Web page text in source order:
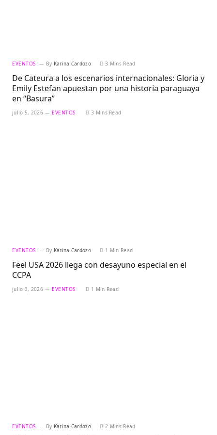
EVENTOS By Karina Cardozo 3 Mins Read
De Cateura a los escenarios internacionales: Gloria y
Emily Estefan apuestan por una historia paraguaya
en “Basura”
julio 5, 2026 EVENTOS 3 Mins Read
EVENTOS By Karina Cardozo 1 Min Read
Feel USA 2026 llega con desayuno especial en el
CCPA
julio 3, 2026 EVENTOS 1 Min Read
EVENTOS By Karina Cardozo 2 Mins Read